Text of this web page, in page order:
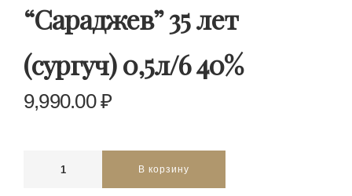
“Сараджев” 35 лет
(сургуч) 0,5л/6 40%
9,990.00₽
В корзину